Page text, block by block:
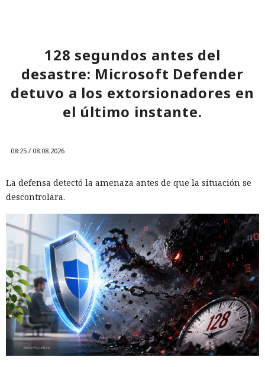
128 segundos antes del
desastre: Microsoft Defender
detuvo a los extorsionadores en
el último instante.
08:25 / 08.08.2026
La defensa detectó la amenaza antes de que la situación se
descontrolara.